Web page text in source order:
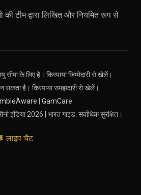
की टीम द्वारा लिखित और नियमित रूप से
के लिए है। किरपाया जिम्मेदारी से खेलें।
है। किरपाया समझदारी से खेलें।
GamCare
2026 | भारत गाइड. सर्वाधिक सुरक्षित।
लाइव चैट